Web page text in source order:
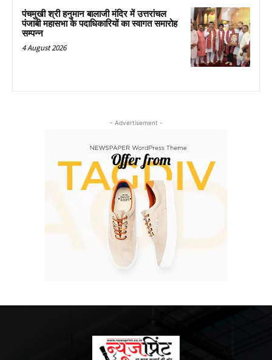
पंचमुखी श्री हनुमान बालाजी मंदिर में उत्तरांचल
पंजाबी महासभा के पदाधिकारियों का स्वागत समारोह
सम्पन्न
4 August 2026
- Advertisement -